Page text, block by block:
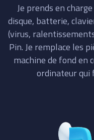
Je prends en
disque, batterie,
(virus,
Pin. Je remplace les
machine de fond en
ordinateur qui